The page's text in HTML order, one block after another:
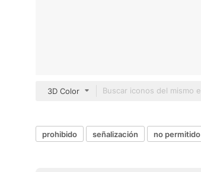
3D Color
prohibido señalización no permitido